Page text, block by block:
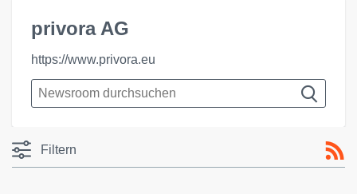
privora AG
https://www.privora.eu
Filtern